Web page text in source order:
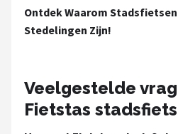
Shop
Volare
Ontdek Waarom
Stedelingen Zijn!
Veelgestelde
Fietstas